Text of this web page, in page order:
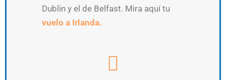
Dublin y el de Belfast. Mira aquí tu
vuelo a Irlanda.